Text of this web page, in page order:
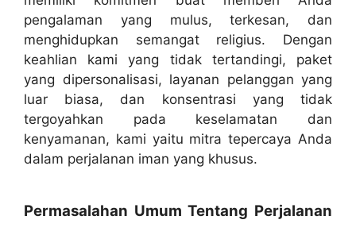
pengalaman yang mulus, terkesan, dan
menghidupkan semangat religius. Dengan
keahlian kami yang tidak tertandingi, paket
yang dipersonalisasi, layanan pelanggan yang
luar biasa, dan konsentrasi yang tidak
tergoyahkan pada keselamatan dan
kenyamanan, kami yaitu mitra tepercaya Anda
dalam perjalanan iman yang khusus.
Permasalahan Umum Tentang Perjalanan